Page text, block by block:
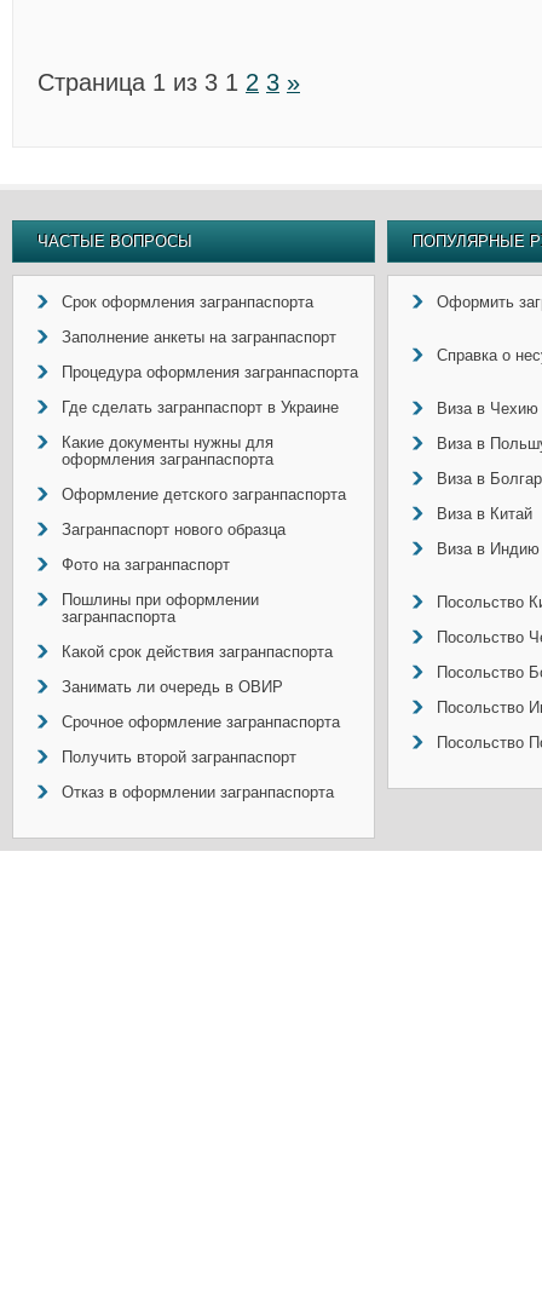
Страница 1 из 3 1 2 3 »
ЧАСТЫЕ ВОПРОСЫ
Срок оформления загранпаспорта
Заполнение анкеты на загранпаспорт
Процедура оформления загранпаспорта
Где сделать загранпаспорт в Украине
Какие документы нужны для
оформления загранпаспорта
Оформление детского загранпаспорта
Загранпаспорт нового образца
Фото на загранпаспорт
Пошлины при оформлении
загранпаспорта
Какой срок действия загранпаспорта
Занимать ли очередь в ОВИР
Срочное оформление загранпаспорта
Получить второй загранпаспорт
Отказ в оформлении загранпаспорта
ПОПУЛЯРНЫЕ
Оформить
Справка о
Виза в Чехию
Виза в
Виза в
Виза в Китай
Виза в Индию
Посольство
Посольство
Посольство
Посольство
Посольство